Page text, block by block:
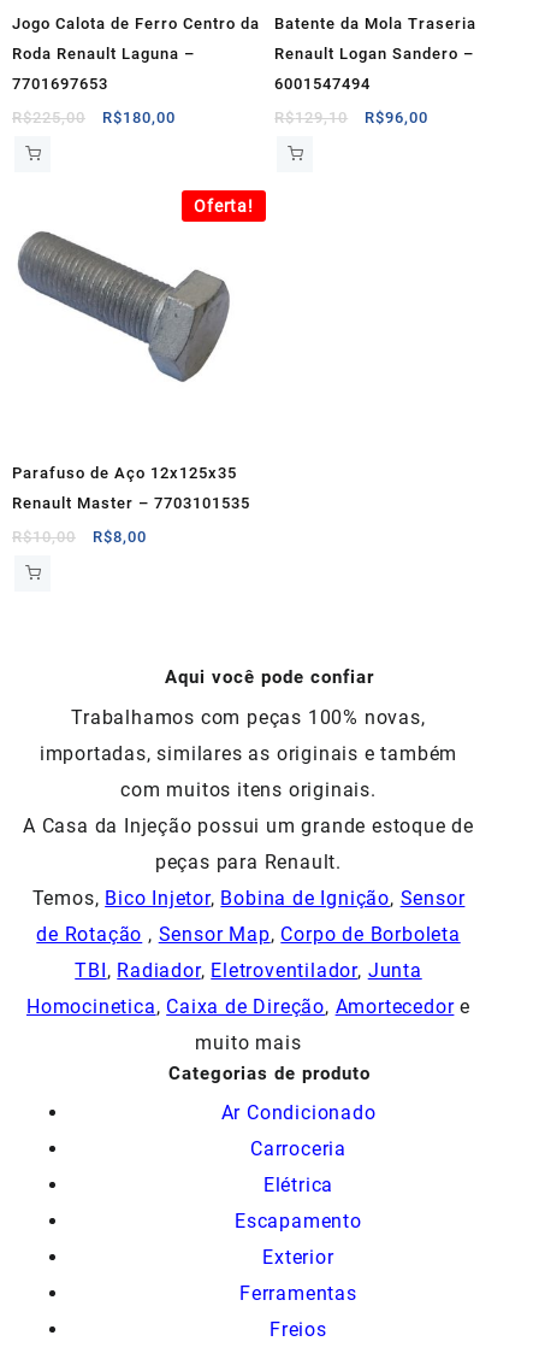
Jogo Calota de Ferro Centro da
Roda Renault Laguna –
7701697653
R$225,00
O
R$180,00
é:
R$180,00.
Batente da Mola Traseria
Renault Logan Sandero –
6001547494
R$129,10
O
R$96,00
Oferta!
Parafuso de Aço 12x125x35
Renault Master – 7703101535
R$10,00
O
R$8,00
Aqui você pode confiar
Trabalhamos com peças 100% novas,
importadas, similares as originais e também
com muitos itens originais.
A Casa da Injeção possui um grande estoque de
peças para Renault.
Temos, Bico Injetor, Bobina de Ignição, Sensor
de Rotação , Sensor Map, Corpo de Borboleta
TBI, Radiador, Eletroventilador, Junta
Homocinetica, Caixa de Direção, Amortecedore
muito mais
Categorias de produto
Ar Condicionado
Carroceria
Elétrica
Escapamento
Exterior
Ferramentas
Freios